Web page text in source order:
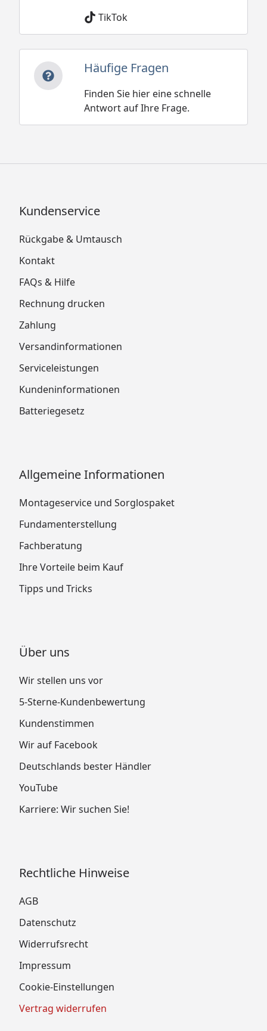
TikTok
Häufige Fragen
Finden Sie hier eine schnelle
Antwort auf Ihre Frage.
Kundenservice
Rückgabe & Umtausch
Kontakt
FAQs & Hilfe
Rechnung drucken
Zahlung
Versandinformationen
Serviceleistungen
Kundeninformationen
Batteriegesetz
Allgemeine Informationen
Montageservice und Sorglospaket
Fundamenterstellung
Fachberatung
Ihre Vorteile beim Kauf
Tipps und Tricks
Über uns
Wir stellen uns vor
5-Sterne-Kundenbewertung
Kundenstimmen
Wir auf Facebook
Deutschlands bester Händler
YouTube
Karriere: Wir suchen Sie!
Rechtliche Hinweise
AGB
Datenschutz
Widerrufsrecht
Impressum
Cookie-Einstellungen
Vertrag widerrufen